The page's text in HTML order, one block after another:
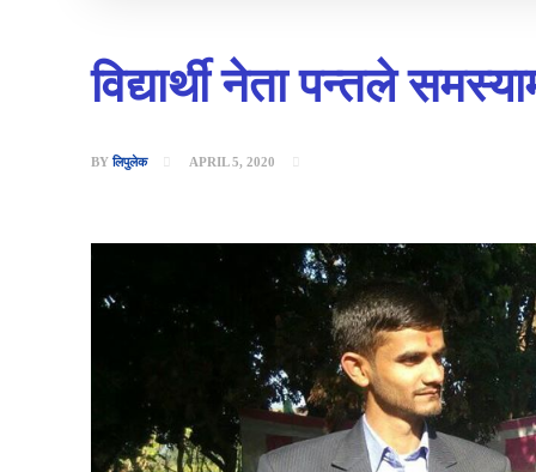
विद्यार्थी नेता पन्तले
BY लिपुलेक APRIL 5, 2020